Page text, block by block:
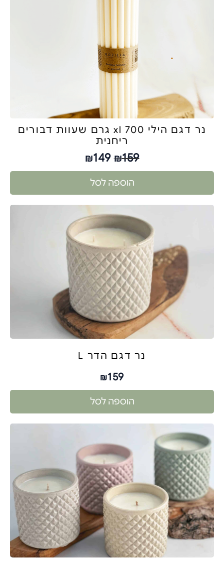
נר דגם הילי xl 700 גרם שעוות דבורים
ריחנית
₪159
₪149
הוספה לסל
נר דגם הדר L
₪159
הוספה לסל